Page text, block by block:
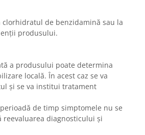
de benzidamină sau la
produsului.
a produsului poate determina
locală. În acest caz se va
și se va institui tratament
de timp simptomele nu se
reevaluarea diagnosticului și